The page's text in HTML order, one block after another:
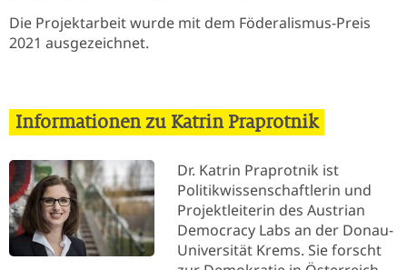
Die Projektarbeit wurde mit dem Föderalismus-Preis
2021 ausgezeichnet.
Informationen zu Katrin Praprotnik
Dr. Katrin Praprotnik ist
Politikwissenschaftlerin und
Projektleiterin des Austrian
Democracy Labs an der Donau-
Universität Krems. Sie forscht